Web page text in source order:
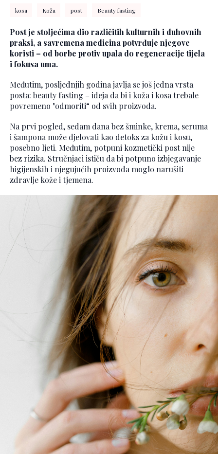
kosa Koža post Beauty fasting
Post je stoljećima dio različitih kulturnih i duhovnih
praksi, a savremena medicina potvrđuje njegove
koristi – od borbe protiv upala do regeneracije tijela
i fokusa uma.
Međutim, posljednjih godina javlja se još jedna vrsta
posta: beauty fasting – ideja da bi i koža i kosa trebale
povremeno "odmoriti“ od svih proizvoda.
Na prvi pogled, sedam dana bez šminke, krema, seruma
i šampona može djelovati kao detoks za kožu i kosu,
posebno ljeti. Međutim, potpuni kozmetički post nije
bez rizika. Stručnjaci ističu da bi potpuno izbjegavanje
higijenskih i njegujućih proizvoda moglo narušiti
zdravlje kože i tjemena.